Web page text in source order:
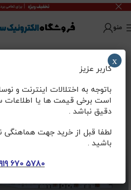
منو
کاربر عزیز
باتوجه به اختلالات اینترنت و
است برخی قیمت ها یا
دقیق نباشد .
لطفا قبل از خرید جهت هماهنگی
باشید .
5780 670 0919
x